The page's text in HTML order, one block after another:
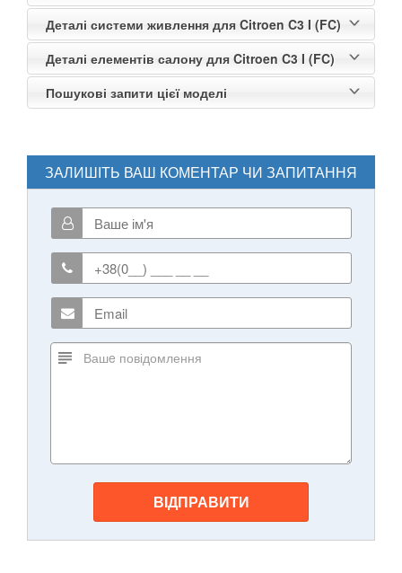
Деталі системи живлення для Citroen C3 I (FC)
Деталі елементів салону для Citroen C3 I (FC)
Пошукові запити цієї моделі
ЗАЛИШІТЬ ВАШ КОМЕНТАР ЧИ ЗАПИТАННЯ
ВІДПРАВИТИ